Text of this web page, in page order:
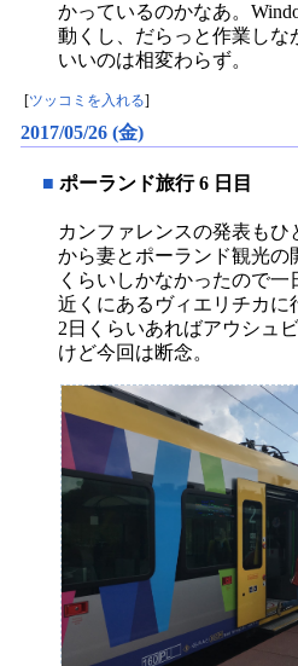
かっているのかなあ。
動くし、だらっと作業しな
いいのは相変わらず。
ツッコミを入れる
2017/05/26 (金)
■ ポーランド旅行 6 日目
カンファレンスの発表もひ
から妻とポーランド観光の
くらいしかなかったので
近くにあるヴィエリチカに
2日くらいあればアウシュ
けど今回は断念。